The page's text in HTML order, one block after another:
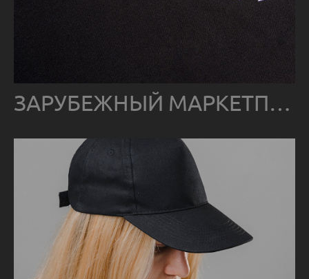
ЗАРУБЕЖНЫЙ МАРКЕТПЛЕЙС